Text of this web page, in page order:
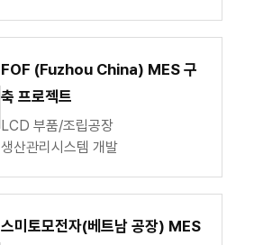
FOF (Fuzhou China) MES 구
축 프로젝트
LCD 부품/조립공장
생산관리시스템 개발
스미토모전자(베트남 공장) MES